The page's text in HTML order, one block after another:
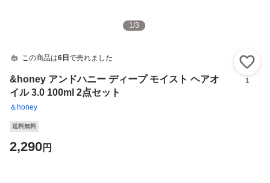
1/3
この商品は6日 で売れました
&honey アンドハニー ディープ モイスト ヘアオ
イル 3.0 100ml 2点セット
＆honey
1
送料無料
2,290円